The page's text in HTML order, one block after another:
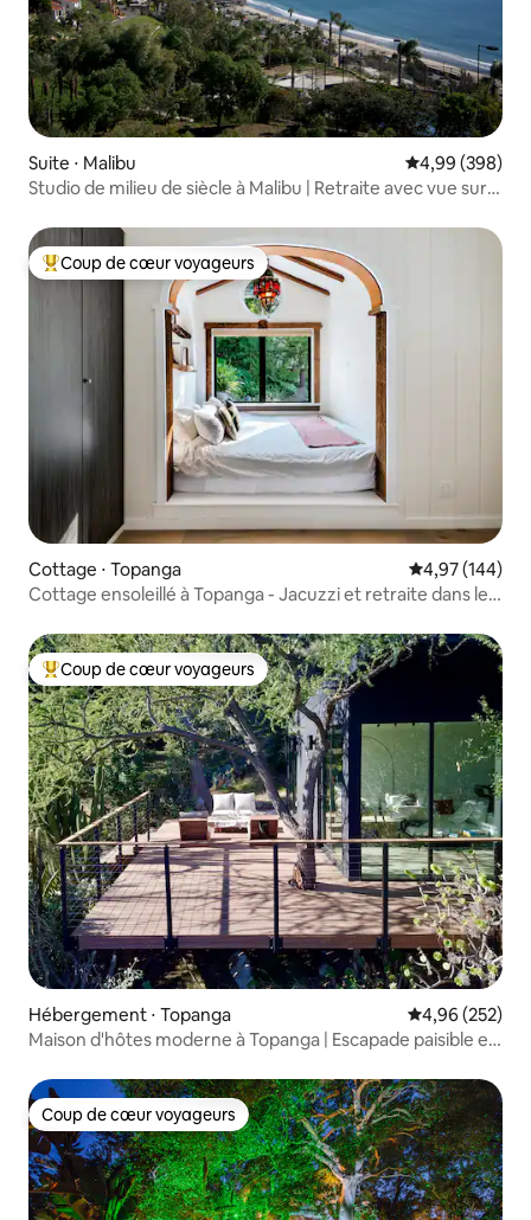
Suite ⋅ Malibu Évaluation
4,99 (398)
Studio de milieu de siècle à Malibu | Retraite avec vue sur
Coups de cœur voyageurs les plus appréciés
Coup de cœur voyageurs
Cottage ⋅ Topanga Évaluation
4,97 (144)
Cottage ensoleillé à Topanga - Jacuzzi et retraite dans le
Coups de cœur voyageurs les plus appréciés
Coup de cœur voyageurs
Hébergement ⋅ Topanga Évaluation
4,96 (252)
Maison d'hôtes moderne à Topanga | Escapade paisible en
Coup de cœur voyageurs
Coup de cœur voyageurs